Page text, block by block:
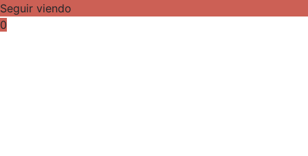
Seguir viendo
0